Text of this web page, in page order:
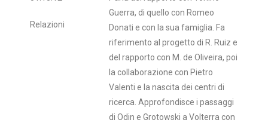
Relazioni
Guerra, di quello con Romeo
Donati e con la sua famiglia. Fa
riferimento al progetto di R. Ruiz e
del rapporto con M. de Oliveira, poi
la collaborazione con Pietro
Valenti e la nascita dei centri di
ricerca. Approfondisce i passaggi
di Odin e Grotowski a Volterra con